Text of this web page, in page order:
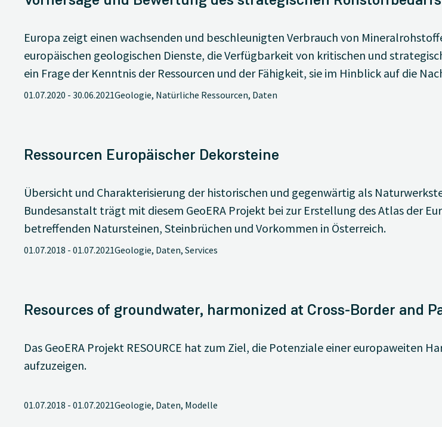
Europa zeigt einen wachsenden und beschleunigten Verbrauch von
europäischen geologischen Dienste, die Verfügbarkeit von kritischen und
ein Frage der Kenntnis der Ressourcen und der Fähigkeit, sie im Hinblick auf die
01.07.2020 - 30.06.2021Geologie, Natürliche Ressourcen, Daten
Ressourcen Europäischer Dekorsteine
Übersicht und Charakterisierung der historischen und gegenwärtig als
Bundesanstalt trägt mit diesem GeoERA Projekt bei zur Erstellung des Atlas der
betreffenden Natursteinen, Steinbrüchen und Vorkommen in Österreich.
01.07.2018 - 01.07.2021Geologie, Daten, Services
Resources of groundwater, harmonized at Cross-Border and
Das GeoERA Projekt RESOURCE hat zum Ziel, die Potenziale einer europaweiten
aufzuzeigen.
01.07.2018 - 01.07.2021Geologie, Daten, Modelle